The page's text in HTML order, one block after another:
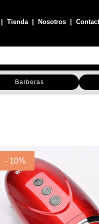
|Tienda| Nosotros |
Barberas
- 10%